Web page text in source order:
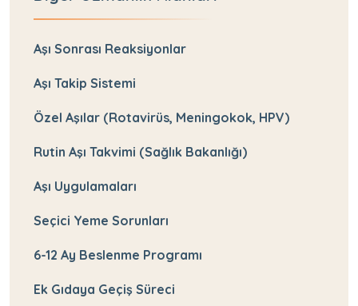
Aşı Sonrası Reaksiyonlar
Aşı Takip Sistemi
Özel Aşılar (Rotavirüs, Meningokok, HPV)
Rutin Aşı Takvimi (Sağlık Bakanlığı)
Aşı Uygulamaları
Seçici Yeme Sorunları
6-12 Ay Beslenme Programı
Ek Gıdaya Geçiş Süreci